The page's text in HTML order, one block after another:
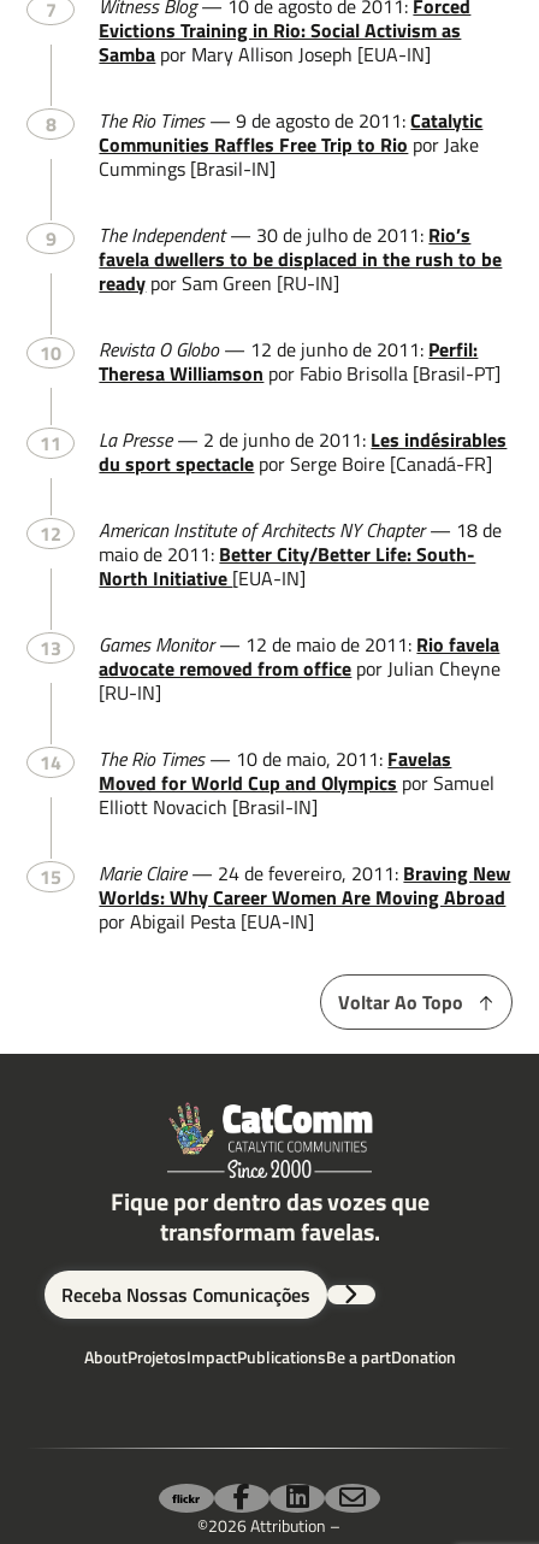
7 Witness Blog— 10 de agosto de 2011: Forced
Evictions Training in Rio: Social Activism as
Samba por Mary Allison Joseph [EUA-IN]
8 The Rio Times— 9 de agosto de 2011:Catalytic
Communities Raffles Free Trip to Rio por Jake
Cummings [Brasil-IN]
9 The Independent— 30 de julho de 2011: Rio’s
favela dwellers to be displaced in the rush to be
ready por Sam Green [RU-IN]
10 Revista O Globo— 12 de junho de 2011: Perfil:
Theresa Williamson por Fabio Brisolla [Brasil-PT]
11 La Presse— 2 de junho de 2011: Les indésirables
du sport spectacle por Serge Boire [Canadá-FR]
12 American Institute of Architects NY Chapter— 18 de
maio de 2011: Better City/Better Life: South-
North Initiative [EUA-IN]
13 Games Monitor— 12 de maio de 2011: Rio favela
advocate removed from office por Julian Cheyne
[RU-IN]
14 The Rio Times— 10 de maio, 2011: Favelas
Moved for World Cup and Olympics por Samuel
Elliott Novacich [Brasil-IN]
15 Marie Claire— 24 de fevereiro, 2011: Braving New
Worlds: Why Career Women Are Moving Abroad
por Abigail Pesta [EUA-IN]
Voltar Ao Topo
Fique por dentro das vozes que
transformam favelas.
Receba Nossas Comunicações
AboutProjetosImpactPublicationsBe a partDonation
©2026 Attribution –